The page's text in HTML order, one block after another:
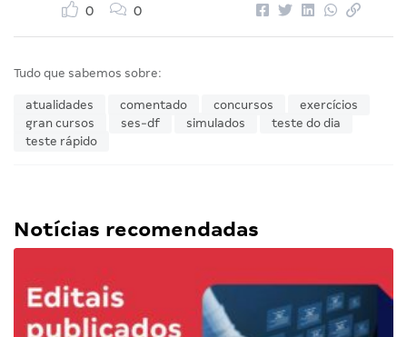
0 0
Tudo que sabemos sobre:
atualidades comentado concursos
exercícios
gran cursos
ses-df simulados
teste do dia
teste rápido
Notícias recomendadas